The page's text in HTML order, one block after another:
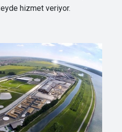
hizmet veriyor.